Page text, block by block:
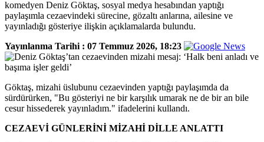
komedyen Deniz Göktaş, sosyal medya hesabından yaptığı
paylaşımla cezaevindeki sürecine, gözaltı anlarına, ailesine ve
yayınladığı gösteriye ilişkin açıklamalarda bulundu.
Yayınlanma Tarihi : 07 Temmuz 2026, 18:23
Göktaş, mizahi üslubunu cezaevinden yaptığı paylaşımda da
sürdürürken, "Bu gösteriyi ne bir karşılık umarak ne de bir an bile
cesur hissederek yayınladım." ifadelerini kullandı.
CEZAEVİ GÜNLERİNİ MİZAHİ DİLLE ANLATTI